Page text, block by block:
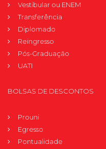
Vestibular ou ENEM
Transferência
Diplomado
Reingresso
Pós-Graduação
UATI
BOLSAS DE DESCONTOS
Prouni
Egresso
Pontualidade